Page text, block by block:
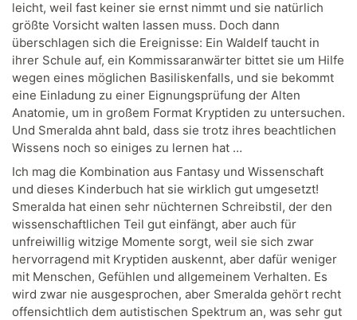
leicht, weil fast keiner sie ernst nimmt und sie natürlich
größte Vorsicht walten lassen muss. Doch dann
überschlagen sich die Ereignisse: Ein Waldelf taucht in
ihrer Schule auf, ein Kommissaranwärter bittet sie um Hilfe
wegen eines möglichen Basiliskenfalls, und sie bekommt
eine Einladung zu einer Eignungsprüfung der Alten
Anatomie, um in großem Format Kryptiden zu untersuchen.
Und Smeralda ahnt bald, dass sie trotz ihres beachtlichen
Wissens noch so einiges zu lernen hat …
Ich mag die Kombination aus Fantasy und Wissenschaft
und dieses Kinderbuch hat sie wirklich gut umgesetzt!
Smeralda hat einen sehr nüchternen Schreibstil, der den
wissenschaftlichen Teil gut einfängt, aber auch für
unfreiwillig witzige Momente sorgt, weil sie sich zwar
hervorragend mit Kryptiden auskennt, aber dafür weniger
mit Menschen, Gefühlen und allgemeinem Verhalten. Es
wird zwar nie ausgesprochen, aber Smeralda gehört recht
offensichtlich dem autistischen Spektrum an, was sehr gut